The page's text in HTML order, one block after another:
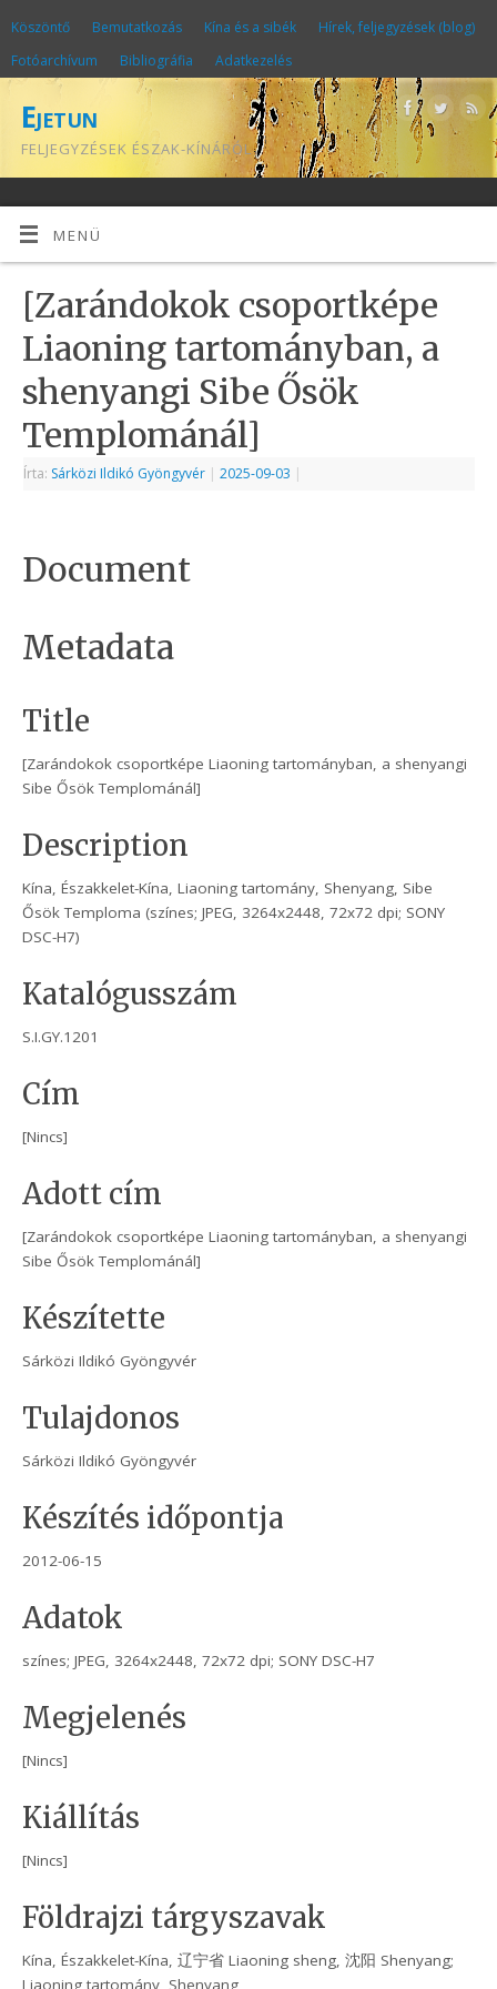
Köszöntő Bemutatkozás Kína és a sibék
Hírek, feljegyzések (blog)
Fotóarchívum
Bibliográfia Adatkezelés
Ejetun
FELJEGYZÉSEK ÉSZAK-KÍNÁRÓL
MENÜ
[Zarándokok csoportképe
Liaoning tartományban, a
shenyangi Sibe Ősök
Templománál]
Írta: Sárközi Ildikó Gyöngyvér | 2025-09-03 |
Document
Metadata
Title
[Zarándokok csoportképe Liaoning tartományban, a shenyangi
Sibe Ősök Templománál]
Description
Kína, Északkelet-Kína, Liaoning tartomány, Shenyang, Sibe
Ősök Temploma (színes; JPEG, 3264x2448, 72x72 dpi; SONY
DSC-H7)
Katalógusszám
S.I.GY.1201
Cím
[Nincs]
Adott cím
[Zarándokok csoportképe Liaoning tartományban, a shenyangi
Sibe Ősök Templománál]
Készítette
Sárközi Ildikó Gyöngyvér
Tulajdonos
Sárközi Ildikó Gyöngyvér
Készítés időpontja
2012-06-15
Adatok
színes; JPEG, 3264x2448, 72x72 dpi; SONY DSC-H7
Megjelenés
[Nincs]
Kiállítás
[Nincs]
Földrajzi tárgyszavak
Kína, Északkelet-Kína, 辽宁省 Liaoning sheng, 沈阳 Shenyang;
Liaoning tartomány, Shenyang